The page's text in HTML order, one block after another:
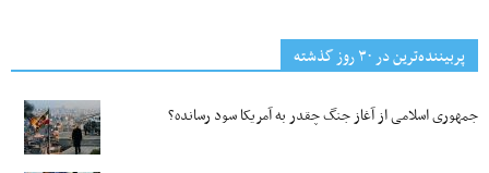
پربیننده‌ترین‌ در ۳۰ روز گذشته
جمهوری اسلامی از آغاز جنگ چقدر به آمریکا سود رسانده؟